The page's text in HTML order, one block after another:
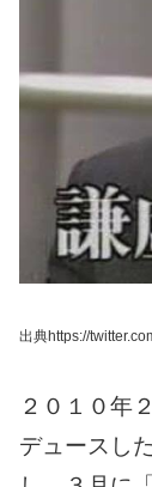
出典https://
２０１０年
デュースし